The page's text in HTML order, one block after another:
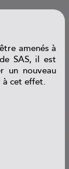
amenés à
SAS, il est
un nouveau
à cet effet.